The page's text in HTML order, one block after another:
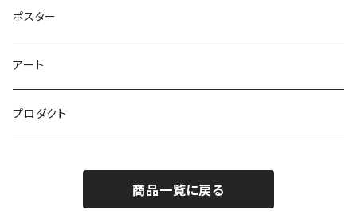
シルクスクリーンアート
シルクスクリーングッズ
銅版画
リトグラフ
木版画
オフセットプリント
ポスター
アート
プロダクト
商品一覧に戻る